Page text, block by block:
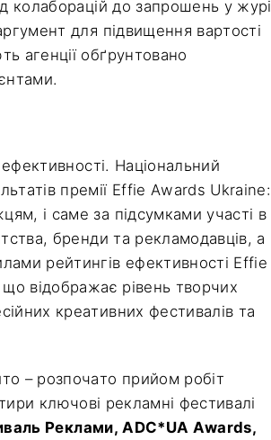
колаборацій до запрошень у журі
для підвищення вартості
агенції обґрунтовано
Національний
премії Effie Awards Ukraine:
і саме за підсумками участі в
бренди та рекламодавців, а
рейтингів ефективності Effie
відображає рівень творчих
креативних фестивалів та
– розпочато прийом робіт
ключові рекламні фестивалі
Реклами, ADC*UA Awards,